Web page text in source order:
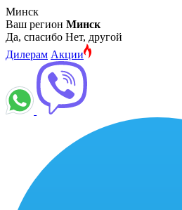
Минск
Ваш регион Минск
Да, спасибо Нет, другой
Дилерам Акции